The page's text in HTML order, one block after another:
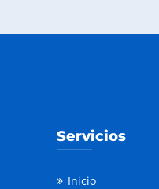
Servicios
Inicio